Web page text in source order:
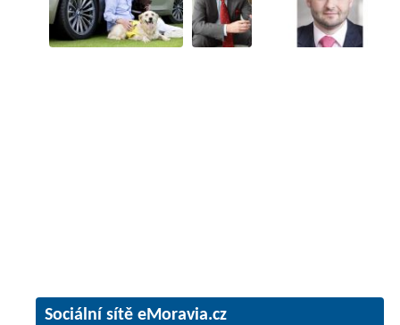
Sociální sítě eMoravia.cz